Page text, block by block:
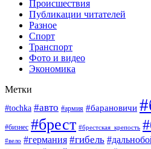
Происшествия
Публикации читателей
Разное
Спорт
Транспорт
Фото и видео
Экономика
Метки
#tochka #авто #армия #барановичи
#бизнес #брест #брестская_крепость
#вело #германия #гибель